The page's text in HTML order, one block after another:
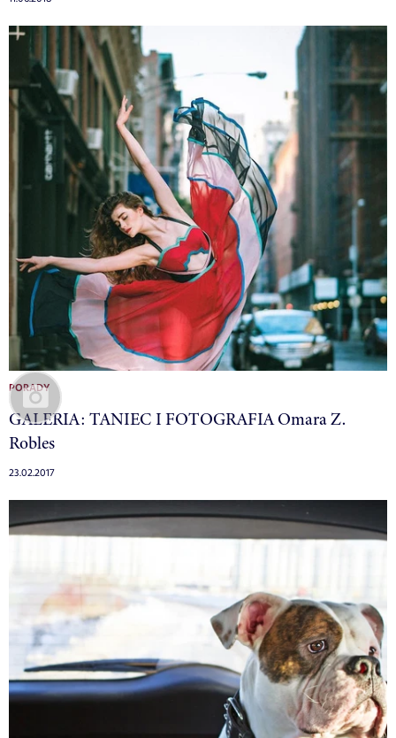
PORADY
GALERIA: TANIEC I FOTOGRAFIA Omara Z.
Robles
23.02.2017